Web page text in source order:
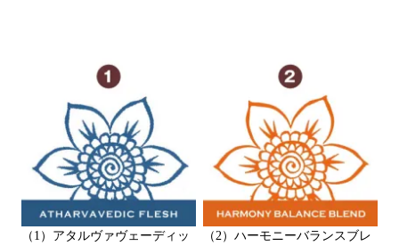
（1）アタルヴァヴェーディッ
（2）ハーモニーバランスブレ